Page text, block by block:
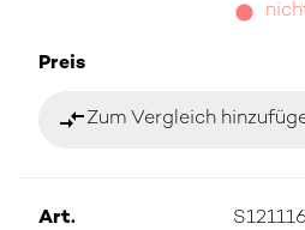
Preis
compare_arrowsZum Vergleich
Art.
S121116